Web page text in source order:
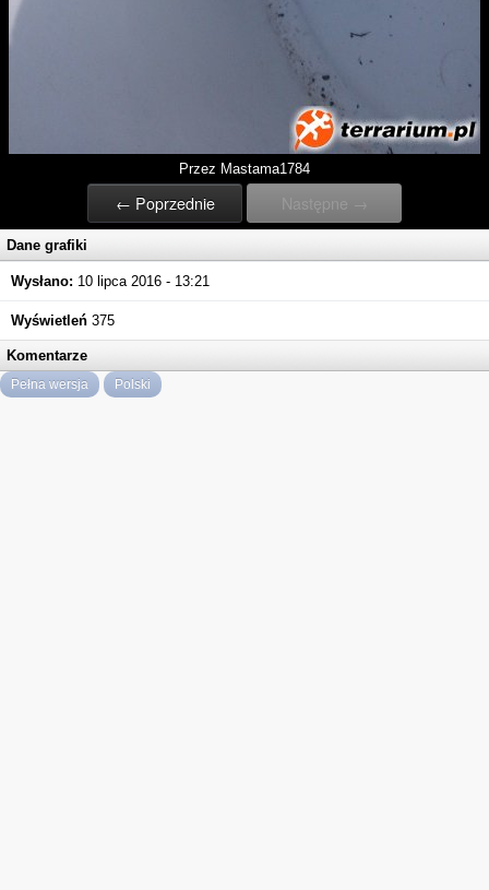
Przez Mastama1784
← Poprzednie Następne →
Dane grafiki
Wysłano: 10 lipca 2016 - 13:21
Wyświetleń 375
Komentarze
Pełna wersja Polski